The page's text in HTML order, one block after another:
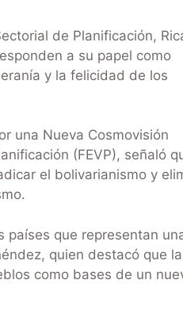
de Planificación,
a su papel como
y la felicidad de los
una Nueva Cosmovisión
(FEVP), señaló
el bolivarianismo y
países que representan
quien destacó que
como bases de un